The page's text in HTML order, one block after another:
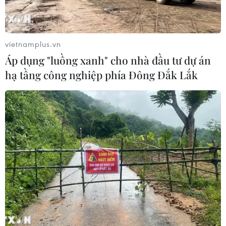
VN-Index mất hơn 13 điểm, nhà đầu
tư vẫn thận trọng trước áp lực bán
24/07/2026 09:35
Chứng khoán Âu-Mỹ chao đảo trước
cú sốc kép
24/07/2026 00:42
Xem thêm
vietnamplus.vn
Áp dụng "luồng xanh" cho nhà đầu tư dự án
hạ tầng công nghiệp phía Đông Đắk Lắk